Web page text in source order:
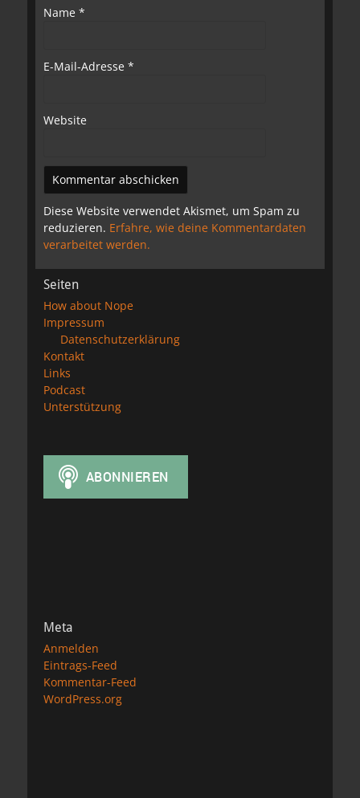
Name *
E-Mail-Adresse *
Website
Diese Website verwendet Akismet, um Spam zu
reduzieren. Erfahre, wie deine Kommentardaten
verarbeitet werden.
Seiten
How about Nope
Impressum
Datenschutzerklärung
Kontakt
Links
Podcast
Unterstützung
Meta
Anmelden
Eintrags-Feed
Kommentar-Feed
WordPress.org